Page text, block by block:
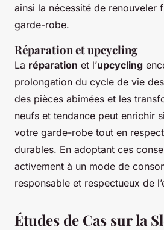
ainsi la nécessité de renouveler
garde-robe.
Réparation et upcycling
La réparation et l’upcycling
prolongation du cycle de vie
des pièces abîmées et les
neufs et tendance peut enrichir
votre garde-robe tout en
durables. En adoptant ces
activement à un mode de
responsable et respectueux de
Études de Cas sur la